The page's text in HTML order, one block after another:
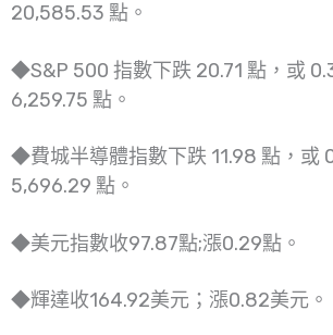
20,585.53 點。
◆S&P 500 指數下跌 20.71 點，或
6,259.75 點。
◆費城半導體指數下跌 11.98 點，或
5,696.29 點。
◆美元指數收97.87點;漲0.29點。
◆輝達收164.92美元；漲0.82美元。